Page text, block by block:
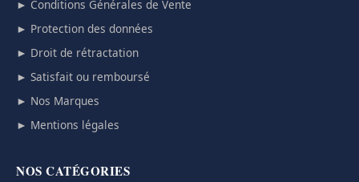
► Conditions Générales de Vente
► Protection des données
► Droit de rétractation
► Satisfait ou remboursé
► Nos Marques
► Mentions légales
NOS CATÉGORIES